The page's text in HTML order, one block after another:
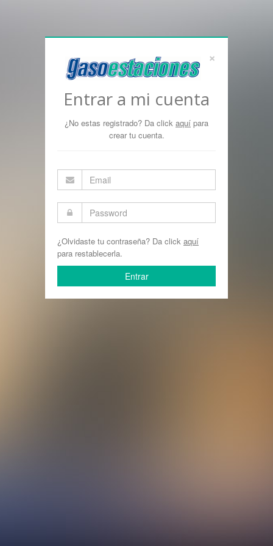
×
Entrar a mi cuenta
¿No estas registrado? Da click aquí para
crear tu cuenta.
¿Olvidaste tu contraseña? Da click aquí
para restablecerla.
Entrar